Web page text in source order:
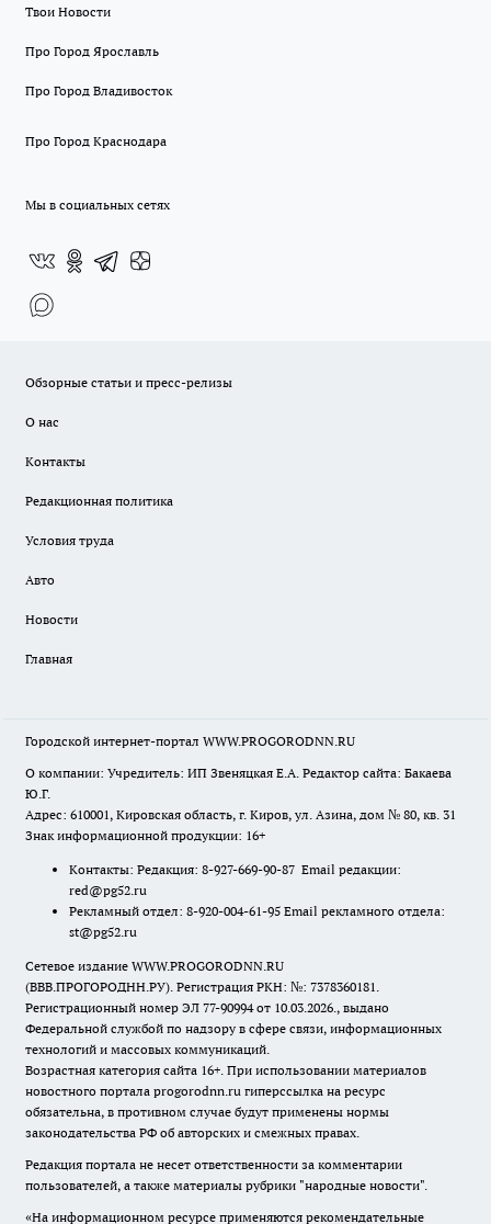
Твои Новости
Про Город Ярославль
Про Город Владивосток
Про Город Краснодара
Мы в социальных сетях
Обзорные статьи и пресс-релизы
О нас
Контакты
Редакционная политика
Условия труда
Авто
Новости
Главная
Городской интернет-портал WWW.PROGORODNN.RU
О компании: Учредитель: ИП Звеняцкая Е.А. Редактор сайта: Бакаева
Ю.Г.
Адрес: 610001, Кировская область, г. Киров, ул. Азина, дом № 80, кв. 31
Знак информационной продукции: 16+
Контакты: Редакция: 8-927-669-90-87 Email редакции:
red@pg52.ru
Рекламный отдел: 8-920-004-61-95 Email рекламного отдела:
st@pg52.ru
Сетевое издание WWW.PROGORODNN.RU
(ВВВ.ПРОГОРОДНН.РУ). Регистрация РКН: №: 7378360181.
Регистрационный номер ЭЛ 77-90994 от 10.03.2026., выдано
Федеральной службой по надзору в сфере связи, информационных
технологий и массовых коммуникаций.
Возрастная категория сайта 16+. При использовании материалов
новостного портала progorodnn.ru гиперссылка на ресурс
обязательна, в противном случае будут применены нормы
законодательства РФ об авторских и смежных правах.
Редакция портала не несет ответственности за комментарии
пользователей, а также материалы рубрики "народные новости".
«На информационном ресурсе применяются рекомендательные